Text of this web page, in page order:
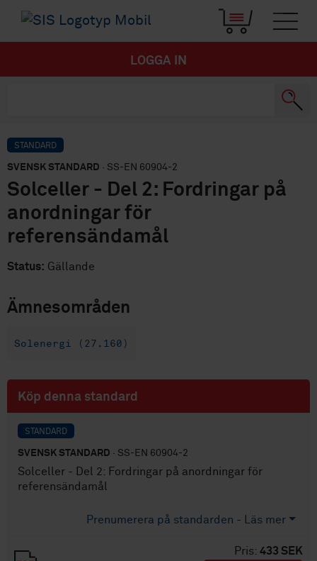
LOGGA IN
STANDARD
SVENSK STANDARD · SS-EN 60904-2
Solceller - Del 2: Fordringar på
anordningar för
referensändamål
Status: Gällande
Ämnesområden
Solenergi (27.160)
Köp denna standard
STANDARD
SVENSK STANDARD · SS-EN 60904-2
Solceller - Del 2: Fordringar på anordningar för
referensändamål
Prenumerera på standarden - Läs mer
Pris: 433 SEK